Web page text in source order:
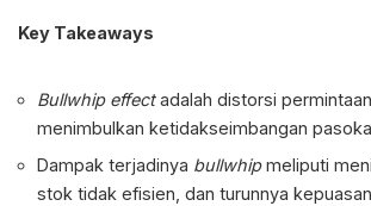
Key Takeaways
Bullwhip effectadalah distorsi
menimbulkan ketidakseimbangan
Dampak terjadinya bullwhipmeliputi
stok tidak efisien, dan turunnya